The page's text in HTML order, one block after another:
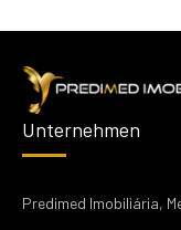
Unternehmen
Predimed Imobiliária,